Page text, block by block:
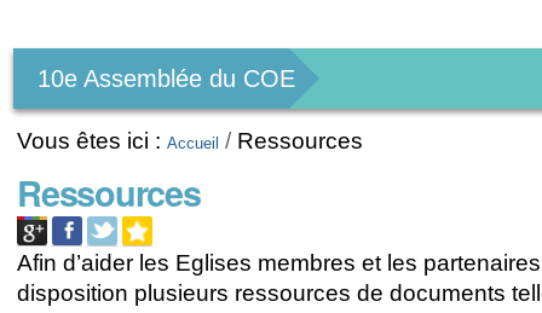
personnels
10e Assemblée du COE
Vous êtes ici : Accueil / Ressources
Ressources
Afin d’aider les Eglises membres et les
disposition plusieurs ressources de documents